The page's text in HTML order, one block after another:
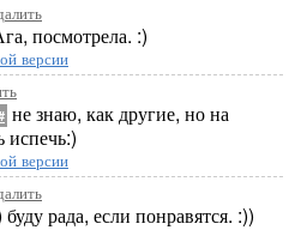
посмотрела. :)
версии
не знаю, как другие, но на
версии
буду рада, если понравятся. :))